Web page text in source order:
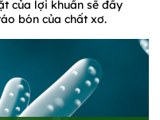
của lợi khuẩn sẽ đẩy
bón của chất xơ.